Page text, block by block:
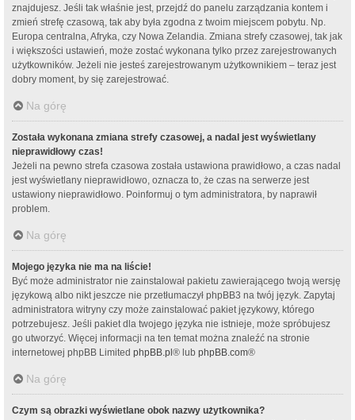
znajdujesz. Jeśli tak właśnie jest, przejdź do panelu zarządzania kontem i
zmień strefę czasową, tak aby była zgodna z twoim miejscem pobytu. Np.
Europa centralna, Afryka, czy Nowa Zelandia. Zmiana strefy czasowej, tak jak
i większości ustawień, może zostać wykonana tylko przez zarejestrowanych
użytkowników. Jeżeli nie jesteś zarejestrowanym użytkownikiem – teraz jest
dobry moment, by się zarejestrować.
Na górę
Została wykonana zmiana strefy czasowej, a nadal jest wyświetlany
nieprawidłowy czas!
Jeżeli na pewno strefa czasowa została ustawiona prawidłowo, a czas nadal
jest wyświetlany nieprawidłowo, oznacza to, że czas na serwerze jest
ustawiony nieprawidłowo. Poinformuj o tym administratora, by naprawił
problem.
Na górę
Mojego języka nie ma na liście!
Być może administrator nie zainstalował pakietu zawierającego twoją wersję
językową albo nikt jeszcze nie przetłumaczył phpBB3 na twój język. Zapytaj
administratora witryny czy może zainstalować pakiet językowy, którego
potrzebujesz. Jeśli pakiet dla twojego języka nie istnieje, może spróbujesz
go utworzyć. Więcej informacji na ten temat można znaleźć na stronie
internetowej phpBB Limited phpBB.pl ® lub phpBB.com®
Na górę
Czym są obrazki wyświetlane obok nazwy użytkownika?